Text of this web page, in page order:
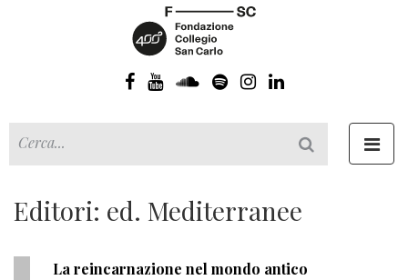
Editori: ed. Mediterranee
La reincarnazione nel mondo antico